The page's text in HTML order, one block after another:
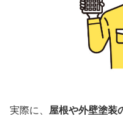
実際に、 屋根や外壁塗装